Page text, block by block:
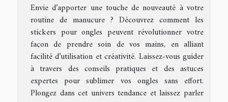
Envie d’apporter une touche de nouveauté à votre
routine de manucure ? Découvrez comment les
stickers pour ongles peuvent révolutionner votre
façon de prendre soin de vos mains, en alliant
facilité d’utilisation et créativité. Laissez-vous guider
à travers des conseils pratiques et des astuces
expertes pour sublimer vos ongles sans effort.
Plongez dans cet univers tendance et laissez parler